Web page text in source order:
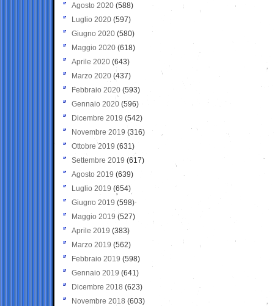
Agosto 2020 (588)
Luglio 2020 (597)
Giugno 2020 (580)
Maggio 2020 (618)
Aprile 2020 (643)
Marzo 2020 (437)
Febbraio 2020 (593)
Gennaio 2020 (596)
Dicembre 2019 (542)
Novembre 2019 (316)
Ottobre 2019 (631)
Settembre 2019 (617)
Agosto 2019 (639)
Luglio 2019 (654)
Giugno 2019 (598)
Maggio 2019 (527)
Aprile 2019 (383)
Marzo 2019 (562)
Febbraio 2019 (598)
Gennaio 2019 (641)
Dicembre 2018 (623)
Novembre 2018 (603)